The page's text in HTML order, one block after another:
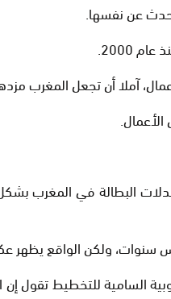
عن نفسها.
لموقع المليارديرات “فوربس”، شهد ارتفاعا في ثروته حتى
سنوات، ولكن الواقع
لكن المندوبية السامية